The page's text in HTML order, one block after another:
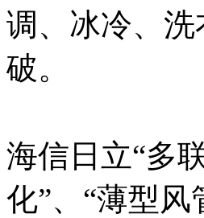
调、冰冷、
破。
海信日立“多
化”、“薄型